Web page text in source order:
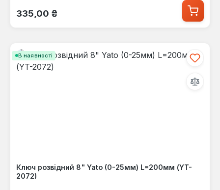
Звичайна ціна:
335,00 ₴
В наявності
Ключ розвідний 8" Yato (0-25мм) L=200мм (YT-
2072)